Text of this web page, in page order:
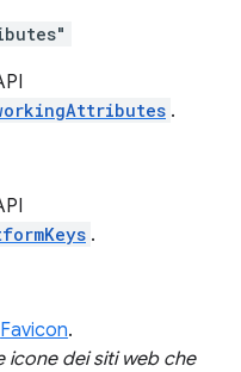
.
.
Favicon.
icone dei siti web che